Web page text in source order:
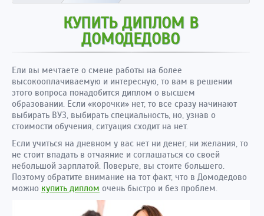
КУПИТЬ ДИПЛОМ В
ДОМОДЕДОВО
Ели вы мечтаете о смене работы на более
высокооплачиваемую и интересную, то вам в решении
этого вопроса понадобится диплом о высшем
образовании. Если «корочки» нет, то все сразу начинают
выбирать ВУЗ, выбирать специальность, но, узнав о
стоимости обучения, ситуация сходит на нет.
Если учиться на дневном у вас нет ни денег, ни желания, то
не стоит впадать в отчаяние и соглашаться со своей
небольшой зарплатой. Поверьте, вы стоите большего.
Поэтому обратите внимание на тот факт, что в Домодедово
можно купить диплом очень быстро и без проблем.